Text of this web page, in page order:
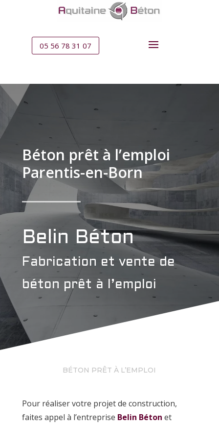
05 56 78 31 07
Béton prêt à l’emploi
Parentis-en-Born
Belin Béton
Fabrication et vente de
béton prêt à l’emploi
BÉTON PRÊT À L’EMPLOI
Pour réaliser votre projet de construction,
faites appel à l’entreprise Belin Béton et